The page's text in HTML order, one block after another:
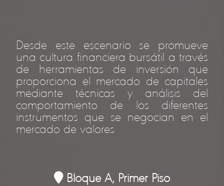
Desde este escenario se promueve
una cultura financiera bursátil a través
de herramientas de inversión que
proporciona el mercado de capitales
mediante técnicas y análisis del
comportamiento de los diferentes
instrumentos que se negocian en el
mercado de valores
Bloque A, Primer Piso